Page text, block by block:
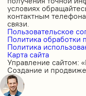
условиях
контактным
связи.
Пользовательское
Политика обработки
Политика
Карта сайта
Управление сайтом:
Создание и